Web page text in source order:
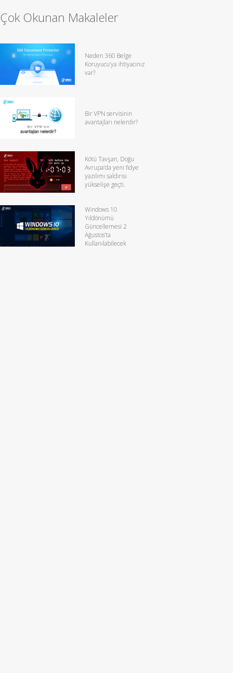
Çok Okunan Makaleler
Neden 360 Belge
Koruyucu’ya ihtiyacınız
var?
Bir VPN servisinin
avantajları nelerdir?
Kötü Tavşan, Doğu
Avrupa’da yeni fidye
yazılımı saldırısı
yükselişe geçti.
Windows 10
Yıldönümü
Güncellemesi 2
Ağustos’ta
Kullanılabilecek